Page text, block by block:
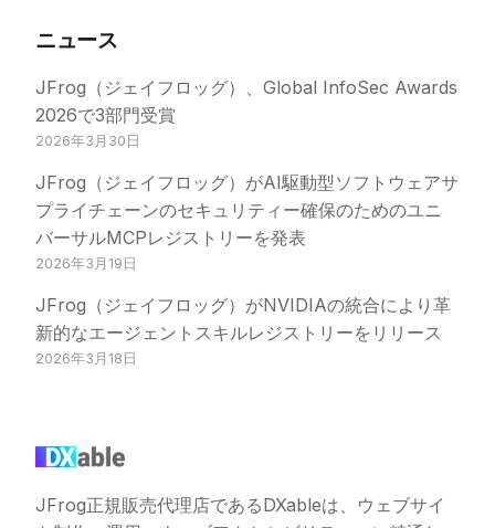
ニュース
JFrog（ジェイフロッグ）、Global InfoSec Awards
2026で3部門受賞
2026年3月30日
JFrog（ジェイフロッグ）がAI駆動型ソフトウェアサ
プライチェーンのセキュリティー確保のためのユニ
バーサルMCPレジストリーを発表
2026年3月19日
JFrog（ジェイフロッグ）がNVIDIAの統合により革
新的なエージェントスキルレジストリーをリリース
2026年3月18日
JFrog正規販売代理店であるDXableは、ウェブサイ